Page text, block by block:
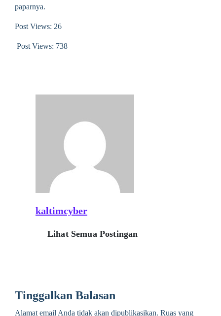
paparnya.
Post Views: 26
Post Views: 738
kaltimcyber
Lihat Semua Postingan
Tinggalkan Balasan
Alamat email Anda tidak akan dipublikasikan. Ruas yang